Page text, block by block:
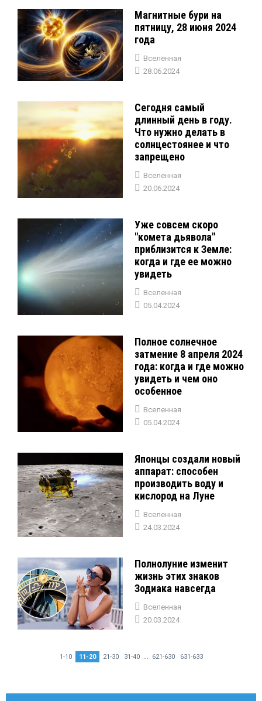
Магнитные бури на
пятницу, 28 июня 2024
года
Вселенная
28.06.2024
Сегодня самый
длинный день в году.
Что нужно делать в
солнцестоянее и что
запрещено
Вселенная
20.06.2024
Уже совсем скоро
"комета дьявола"
приблизится к Земле:
когда и где ее можно
увидеть
Вселенная
05.04.2024
Полное солнечное
затмение 8 апреля 2024
года: когда и где можно
увидеть и чем оно
особенное
Вселенная
05.04.2024
Японцы создали новый
аппарат: способен
производить воду и
кислород на Луне
Вселенная
24.03.2024
Полнолуние изменит
жизнь этих знаков
Зодиака навсегда
Вселенная
20.03.2024
1-10 11-20 21-30 31-40 621-630 631-633